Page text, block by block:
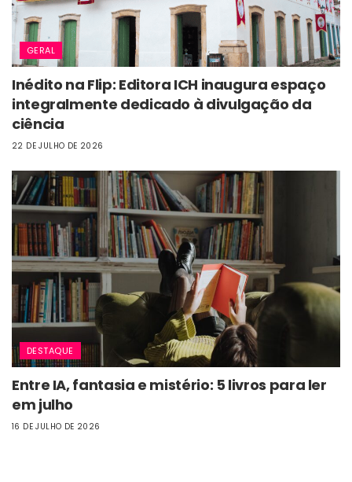
GERAL
Inédito na Flip: Editora ICH inaugura espaço
integralmente dedicado à divulgação da
ciência
22 DE JULHO DE 2026
DESTAQUE
Entre IA, fantasia e mistério: 5 livros para ler
em julho
16 DE JULHO DE 2026